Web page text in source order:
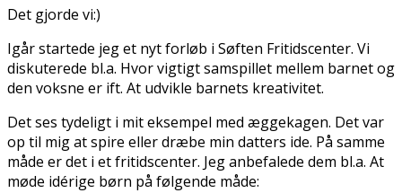
Det gjorde vi:)
Igår startede jeg et nyt forløb i Søften Fritidscenter. Vi
diskuterede bl.a. Hvor vigtigt samspillet mellem barnet og
den voksne er ift. At udvikle barnets kreativitet.
Det ses tydeligt i mit eksempel med æggekagen. Det var
op til mig at spire eller dræbe min datters ide. På samme
måde er det i et fritidscenter. Jeg anbefalede dem bl.a. At
møde idérige børn på følgende måde: